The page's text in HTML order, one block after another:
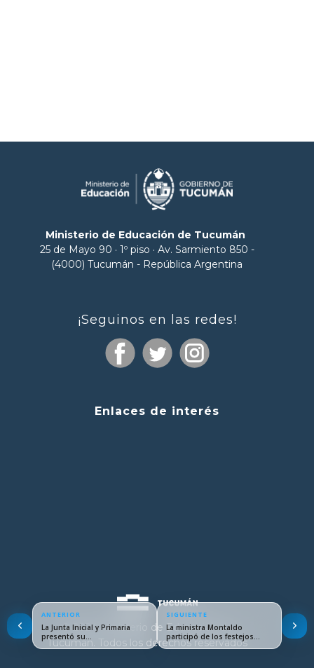
Ministerio de Educación de Tucumán
25 de Mayo 90 · 1º piso · Av. Sarmiento 850 -
(4000) Tucumán - República Argentina
¡Seguinos en las redes!
Enlaces de interés
© 2024 Ministerio de Educación de
Tucumán. Todos los derechos reservados
ANTERIOR
La Junta Inicial y Primaria
presentó su…
SIGUIENTE
La ministra Montaldo
participó de los festejos…